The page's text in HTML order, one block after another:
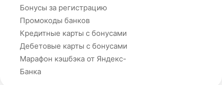
Бонусы за регистрацию
Промокоды банков
Кредитные карты с бонусами
Дебетовые карты с бонусами
Марафон кэшбэка от Яндекс-
Банка